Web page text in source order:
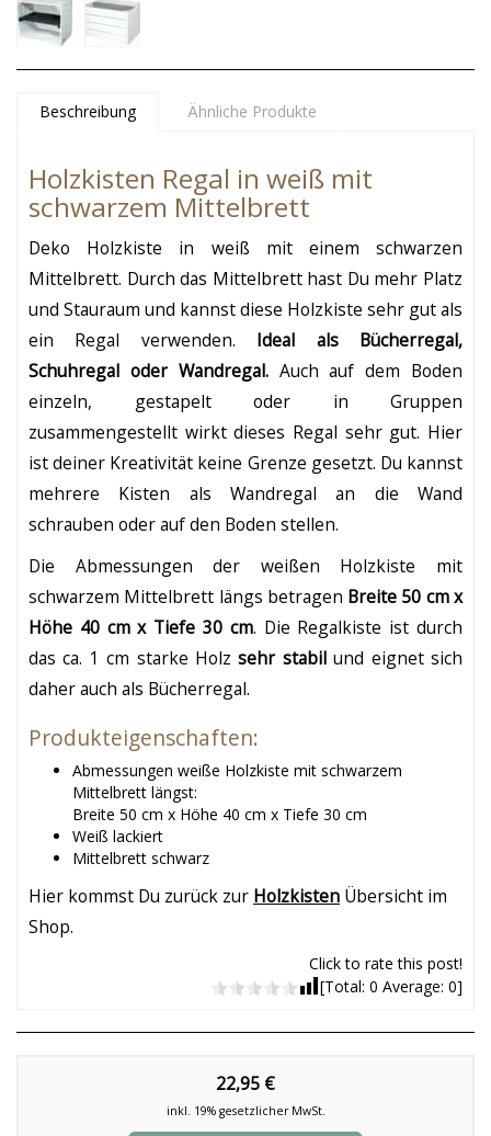
Beschreibung Ähnliche Produkte
Holzkisten Regal in weiß mit
schwarzem Mittelbrett
Deko Holzkiste in weiß mit einem schwarzen
Mittelbrett. Durch das Mittelbrett hast Du mehr Platz
und Stauraum und kannst diese Holzkiste sehr gut als
ein Regal verwenden. Ideal als Bücherregal,
Schuhregal oder Wandregal.Auch auf dem Boden
einzeln, gestapelt oder in Gruppen
zusammengestellt wirkt dieses Regal sehr gut. Hier
ist deiner Kreativität keine Grenze gesetzt. Du kannst
mehrere Kisten als Wandregal an die Wand
schrauben oder auf den Boden stellen.
Die Abmessungen der weißen Holzkiste mit
schwarzem Mittelbrett längs betragen Breite 50 cm x
Höhe 40 cm x Tiefe 30 cm. Die Regalkiste ist durch
das ca. 1 cm starke Holzsehr stabilund eignet sich
daher auch als Bücherregal.
Produkteigenschaften:
Abmessungen weiße Holzkiste mit schwarzem
Mittelbrett längst:
Breite 50 cm x Höhe 40 cm x Tiefe 30 cm
Weiß lackiert
Mittelbrett schwarz
Hier kommst Du zurück zur Holzkisten Übersicht im
Shop.
Click to rate this post!
[Total: 0 Average: 0]
22,95 €
inkl. 19% gesetzlicher MwSt.